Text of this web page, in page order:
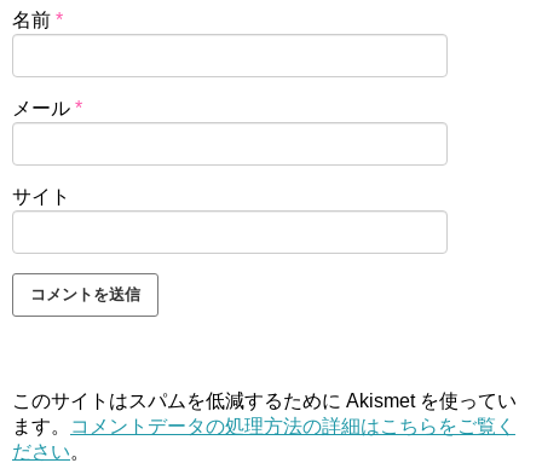
名前 *
メール *
サイト
このサイトはスパムを低減するために Akismet を使ってい
ます。
コメントデータの処理方法の詳細はこちらをご覧く
ださい。